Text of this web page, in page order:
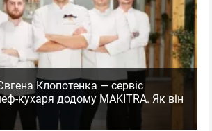
Клопотенка — сервіс
кухаря додому MAKITRA. Як він